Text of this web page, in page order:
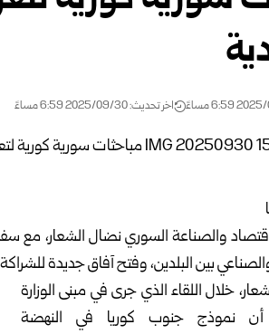
اخر تحديث: 2025/09/30 6:59 مساءً
والصناعة السوري نضال الشعار، مع
بين البلدين، وفتح آفاق جديدة
خلال اللقاء الذي جرى في مبنى الوزارة
أن نموذج جنوب كوريا في النهضة